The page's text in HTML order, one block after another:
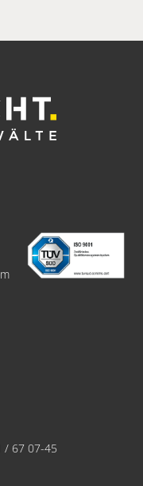
/ 67 07-45